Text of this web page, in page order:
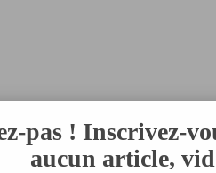
pas ! Inscrivez-
aucun article,